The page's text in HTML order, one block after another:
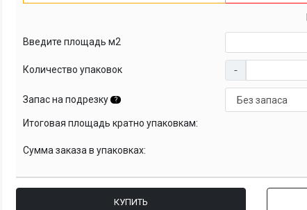
Введите площадь м2
Количество упаковок
Запас на подрезку ?
Итоговая площадь кратно упаковкам:
Сумма заказа в упаковках:
КУПИТЬ